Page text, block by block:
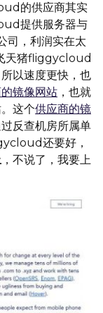
的供应商其实
提供服务器与
，利润实在太
天猪fliggycloud
以速度更快，也
镜像网站 ，也就
这个供应商的镜
反查机房所属单
还要好，
，不说了，我要上